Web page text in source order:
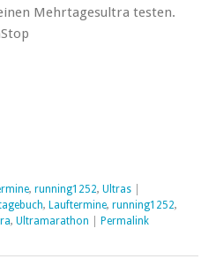
Mehrtagesultra testen.
, running1252, Ultras
, Lauftermine, running1252,
, Ultramarathon Permalink